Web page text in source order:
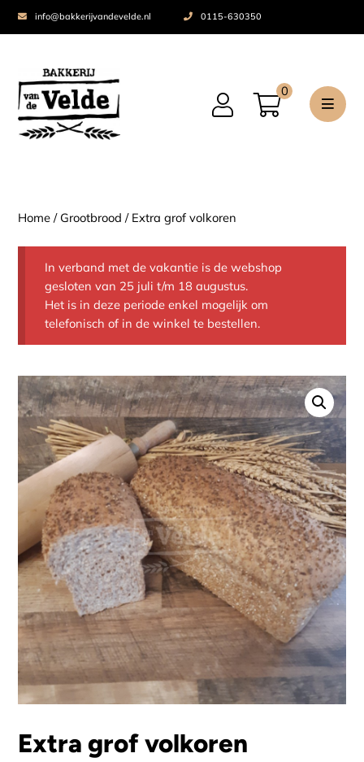
info@bakkerijvandevelde.nl 0115-630350
0
Home / Grootbrood / Extra grof volkoren
In verband met de vakantie is de webshop
gesloten van 25 juli t/m 18 augustus.
Het is in deze periode enkel mogelijk om
telefonisch of in de winkel te bestellen.
Extra grof volkoren